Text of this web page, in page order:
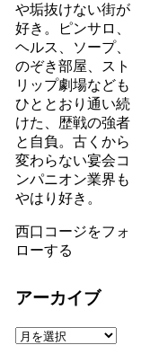
や垢抜けない街が
好き。ピンサロ、
ヘルス、ソープ、
のぞき部屋、スト
リップ劇場なども
ひととおり通い続
けた、歴戦の強者
と自負。古くから
変わらない宴会コ
ンパニオン業界も
やはり好き。
西口コージをフォ
ローする
アーカイブ
ア